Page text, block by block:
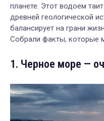
планете. Этот водоем
древней геологической
балансирует на грани
Собрали факты, которые
1. Черное море —